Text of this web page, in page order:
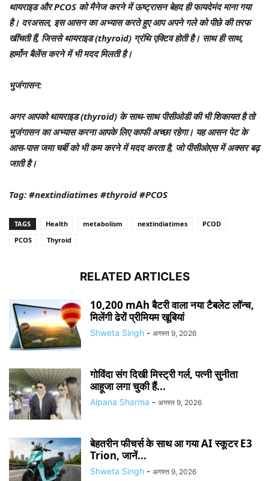
थायराइड और PCOS को मैनेज करने में ऊष्ट्रासन बेहद ही फायदेमंद माना गया
है। दरअसल, इस आसन का अभ्यास करते हुए आप अपने गले को पीछे की तरफ
खींचती हैं, जिससे थायराइड (thyroid) ग्रंथि एक्टिव होती है। साथ ही साथ,
हार्मोन बैलेंस करने में भी मदद मिलती है।
भुजंगासन:
अगर आपको थायराइड (thyroid) के साथ-साथ पीसीओडी की भी शिकायत है तो
भुजंगासन का अभ्यास करना आपके लिए काफी अच्छा रहेगा। यह आसन पेट के
आस-पास जमा चर्बी को भी कम करने में मदद करता है, जो पीसीओएस में अक्सर बढ़
जाती है।
Tag: #nextindiatimes #thyroid #PCOS
TAGS Health metabolism nextindiatimes
PCOD
PCOS
Thyroid
RELATED ARTICLES
10,200 mAh बैटरी वाला नया टैबलेट लॉन्च,
मिलेंगी ढेरों प्रीमियम खूबियां
Shweta Singh - अगस्त 9, 2026
गोविंदा संग दिखी मिस्ट्री गर्ल, पत्नी सुनीता
आहूजा लगा चुकी हैं...
Alpana Sharma - अगस्त 9, 2026
बेहतरीन फीचर्स के साथ आ गया AI स्कूटर E3
Trion, जानें...
Shweta Singh - अगस्त 9, 2026